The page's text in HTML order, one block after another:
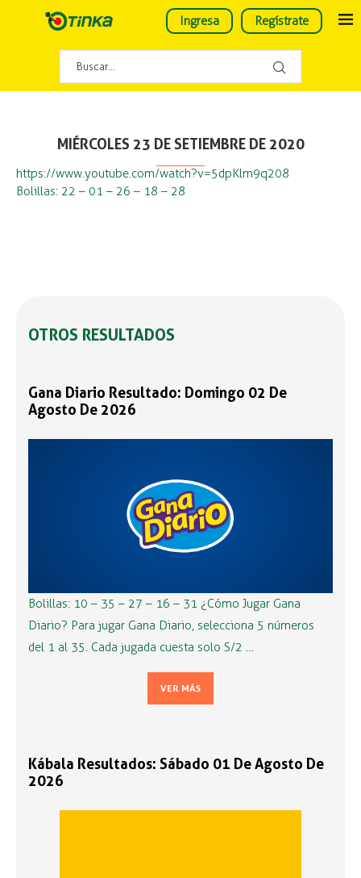
Ingresa Regístrate
MIÉRCOLES 23 DE SETIEMBRE DE 2020
https://www.youtube.com/watch?v=5dpKlm9q208
Bolillas: 22 – 01 – 26 – 18 – 28
OTROS RESULTADOS
Gana Diario Resultado: Domingo 02 De
Agosto De 2026
Bolillas: 10 – 35 – 27 – 16 – 31 ¿Cómo Jugar Gana
Diario? Para jugar Gana Diario, selecciona 5 números
del 1 al 35. Cada jugada cuesta solo S/2 …
VER MÁS
Kábala Resultados: Sábado 01 De Agosto De
2026